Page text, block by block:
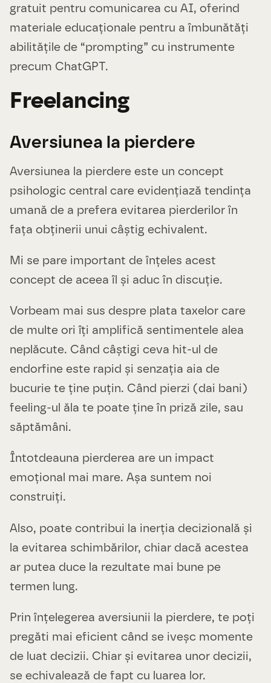
gratuit pentru comunicarea cu AI, oferind
materiale educaționale pentru a îmbunătăți
abilitățile de “prompting” cu instrumente
precum ChatGPT.
Freelancing
Aversiunea la pierdere
Aversiunea la pierdere este un concept
psihologic central care evidențiază tendința
umană de a prefera evitarea pierderilor în
fața obținerii unui câștig echivalent.
Mi se pare important de înțeles acest
concept de aceea îl și aduc în discuție.
Vorbeam mai sus despre plata taxelor care
de multe ori îți amplifică sentimentele alea
neplăcute. Când câștigi ceva hit-ul de
endorfine este rapid și senzația aia de
bucurie te ține puțin. Când pierzi (dai bani)
feeling-ul ăla te poate ține în priză zile, sau
săptămâni.
Întotdeauna pierderea are un impact
emoțional mai mare. Așa suntem noi
construiți.
Also, poate contribui la inerția decizională și
la evitarea schimbărilor, chiar dacă acestea
ar putea duce la rezultate mai bune pe
termen lung.
Prin înțelegerea aversiunii la pierdere, te poți
pregăti mai eficient când se iveșc momente
de luat decizii. Chiar și evitarea unor decizii,
se echivalează de fapt cu luarea lor.